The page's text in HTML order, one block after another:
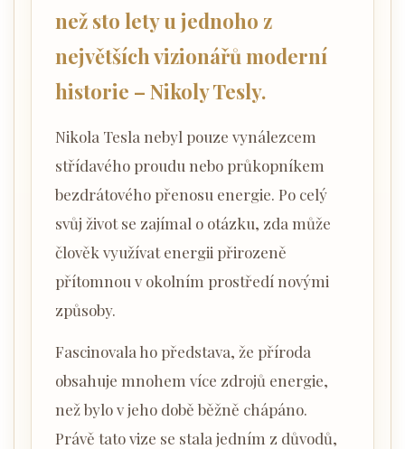
než sto lety u jednoho z
největších vizionářů moderní
historie – Nikoly Tesly.
Nikola Tesla nebyl pouze vynálezcem
střídavého proudu nebo průkopníkem
bezdrátového přenosu energie. Po celý
svůj život se zajímal o otázku, zda může
člověk využívat energii přirozeně
přítomnou v okolním prostředí novými
způsoby.
Fascinovala ho představa, že příroda
obsahuje mnohem více zdrojů energie,
než bylo v jeho době běžně chápáno.
Právě tato vize se stala jedním z důvodů,